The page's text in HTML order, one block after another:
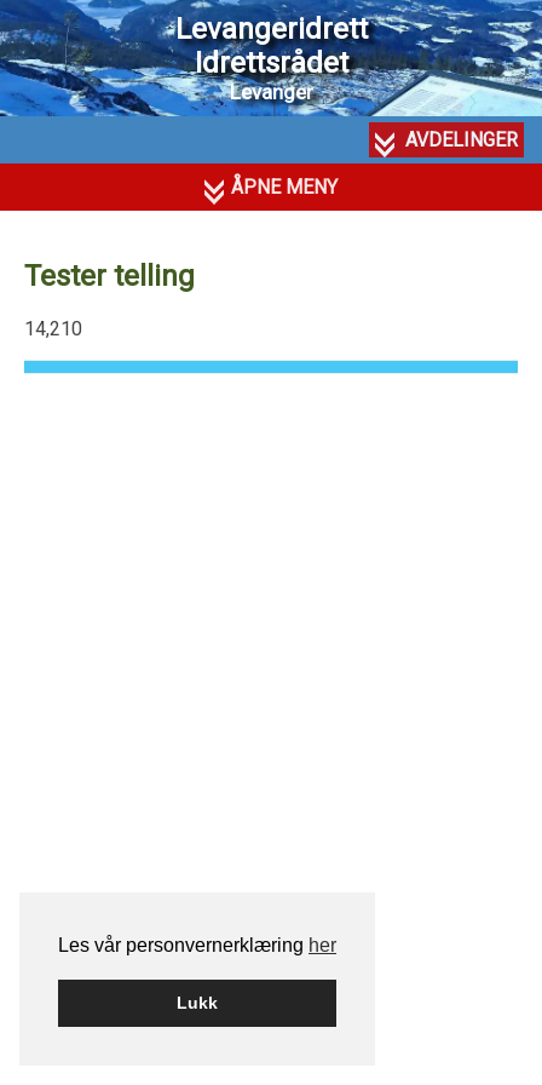
Les vår personvernerklæring her
Lukk
Levangeridrett
Idrettsrådet
Levanger
AVDELINGER
ÅPNE MENY
Tester telling
14,210